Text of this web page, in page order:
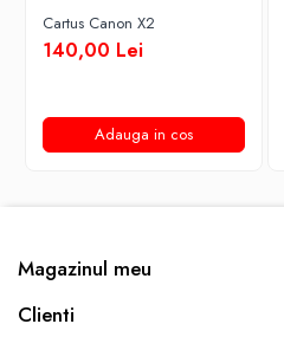
Cartus Canon X2
140,00 Lei
Adauga in cos
Magazinul meu
Clienti